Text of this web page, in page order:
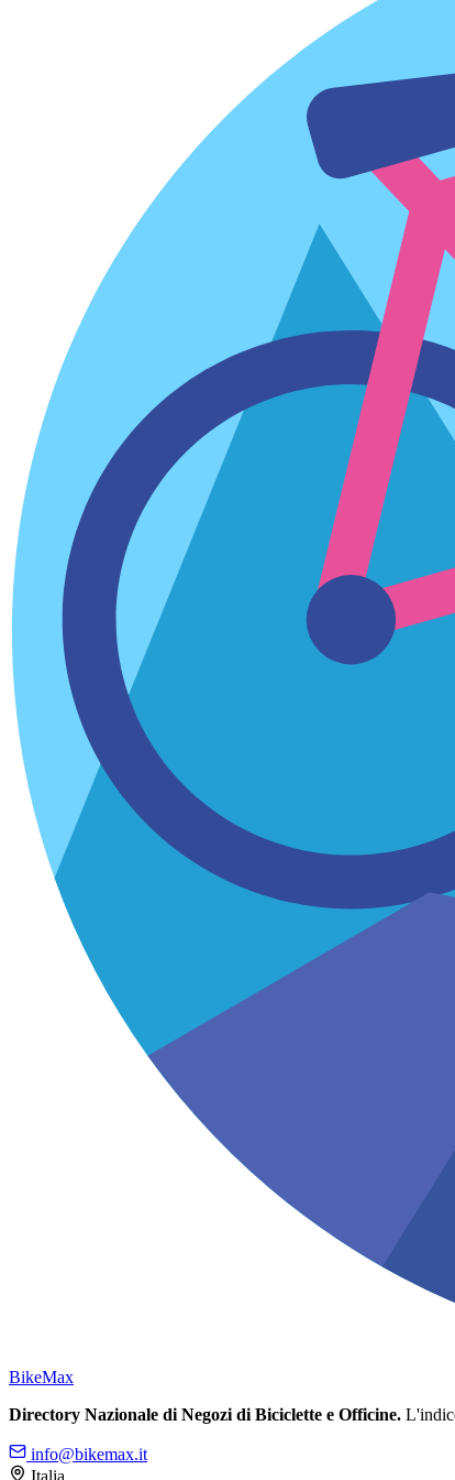
BikeMax
Directory Nazionale di Negozi di Biciclette e Officine.
info@bikemax.it